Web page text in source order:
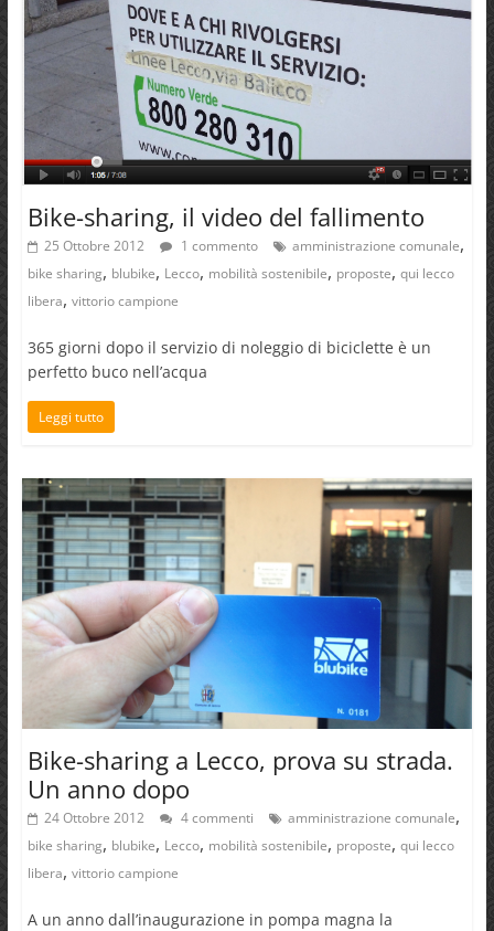
Bike-sharing, il video del fallimento
25 Ottobre 2012 1 commento amministrazione comunale,
bike sharing, blubike, Lecco, mobilità sostenibile, proposte, qui lecco
libera, vittorio campione
365 giorni dopo il servizio di noleggio di biciclette è un
perfetto buco nell’acqua
Leggi tutto
Bike-sharing a Lecco, prova su strada.
Un anno dopo
24 Ottobre 2012 4 commenti amministrazione comunale,
bike sharing, blubike, Lecco, mobilità sostenibile, proposte, qui lecco
libera, vittorio campione
A un anno dall’inaugurazione in pompa magna la